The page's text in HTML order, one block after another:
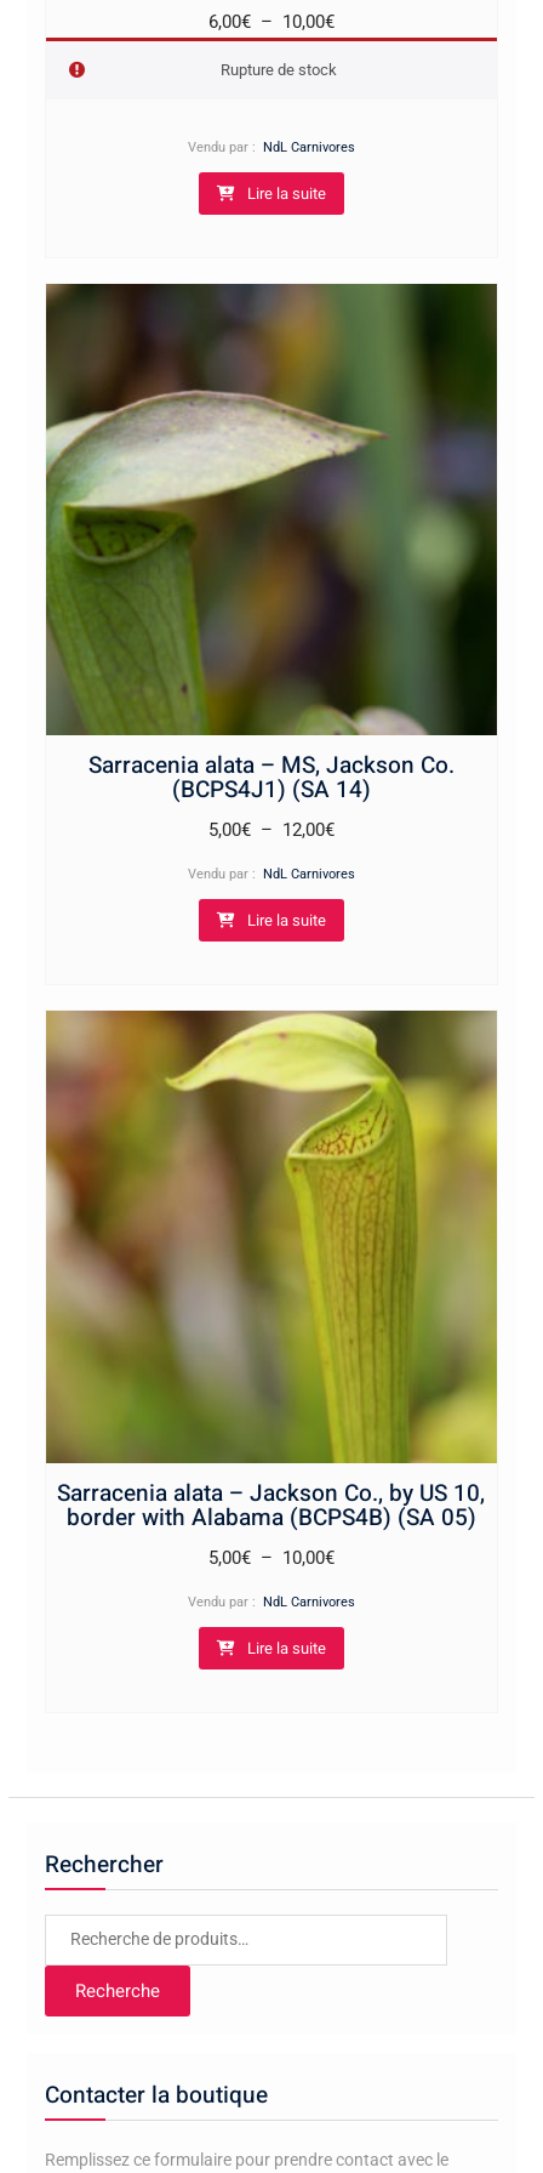
6,00€ – 10,00€Plage
à
10,00€
Rupture de stock
Vendu par : NdL Carnivores
Lire la suite
Sarracenia alata – MS, Jackson Co.
(BCPS4J1) (SA 14)
5,00€ – 12,00€Plage
Vendu par : NdL Carnivores
Lire la suite
Sarracenia alata – Jackson Co., by US 10,
border with Alabama (BCPS4B) (SA 05)
5,00€ – 10,00€Plage
Vendu par : NdL Carnivores
Lire la suite
Rechercher
Recherche
Recherche
Contacter la boutique
Remplissez ce formulaire pour prendre contact avec le